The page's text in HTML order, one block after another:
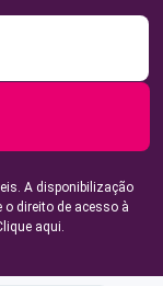
A disponibilização
direito de acesso à
aqui.